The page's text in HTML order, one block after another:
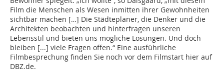
Film die Menschen als Wesen inmitten ihrer Gewohnheiten
sichtbar machen […] Die Städteplaner, die Denker und die
Architekten beobachten und hinterfragen unseren
Lebensstil und bieten uns mögliche Lösungen. Und doch
bleiben [...] viele Fragen offen.“ Eine ausführliche
Filmbesprechung finden Sie noch vor dem Filmstart hier auf
DBZ.de.